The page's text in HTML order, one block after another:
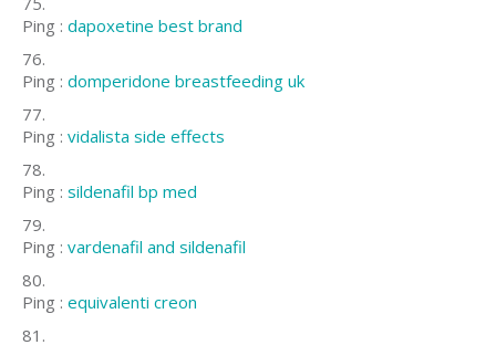
Ping : dapoxetine best brand
Ping : domperidone breastfeeding uk
Ping : vidalista side effects
Ping : sildenafil bp med
Ping : vardenafil and sildenafil
Ping : equivalenti creon